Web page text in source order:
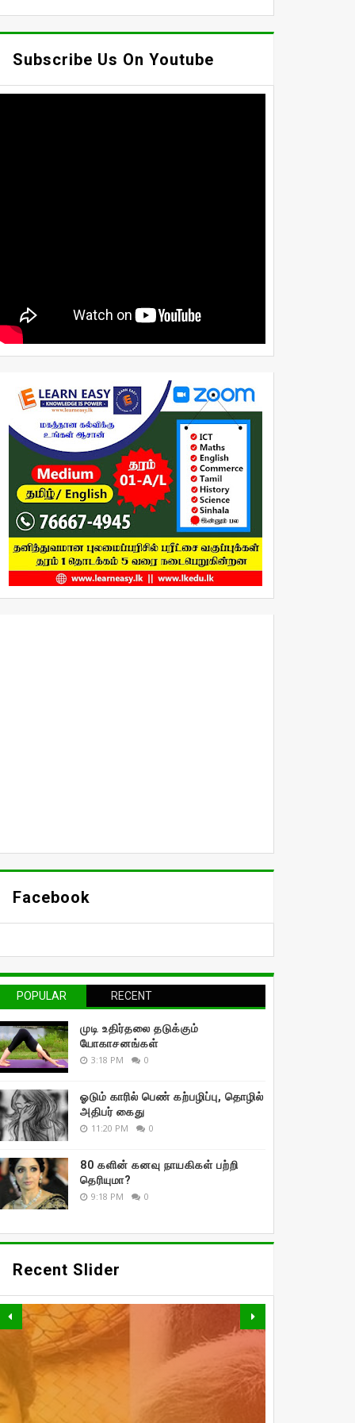
Subscribe Us On Youtube
Facebook
POPULAR RECENT
முடி உதிர்தலை தடுக்கும்
யோகாசனங்கள்
3:18 PM 0
ஓடும் காரில் பெண் கற்பழிப்பு, தொழில்
அதிபர் கைது
11:20 PM 0
80 களின் கனவு நாயகிகள் பற்றி
தெரியுமா?
9:18 PM 0
Recent Slider